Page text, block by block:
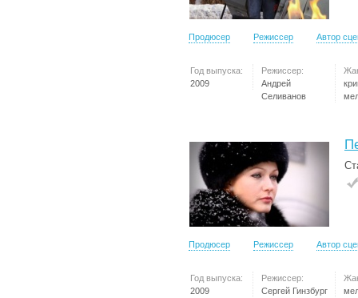
Продюсер Режиссер Автор
Год выпуска:
2009
Режиссер:
Андрей
Селиванов
Продюсер Режиссер Автор
Год выпуска:
2009
Режиссер:
Сергей Гинзбург